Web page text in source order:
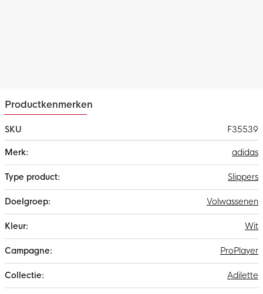
Productkenmerken
SKU
F35539
informatie
adidas
Slippers
Volwassenen
Wit
ProPlayer
Adilette